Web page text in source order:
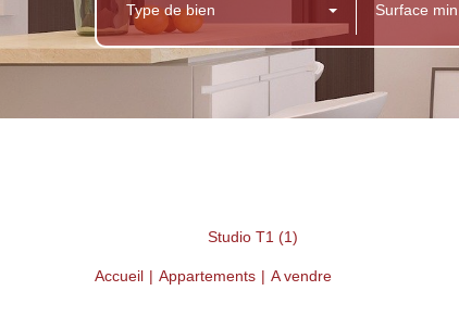
Type de bien
Studio T1 (1)
Accueil Appartements A vendre